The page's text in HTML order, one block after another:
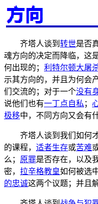
齐塔人谈到 转世是否
魂方向的决定而降临，这
何出现的； 利特尔顿大屠
示其方向的，并且为何会
们交流的；对于一个没有
说他们也有一丁点自私 ；
极移中，不同方向又会有
齐塔人谈到我们如何才
的课程， 适者生存或苦难
么； 原罪是否存在，以及
密， 拉辛格教皇如何被选
的忠诚这两个议题；并且